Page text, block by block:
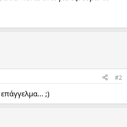
#2
;)